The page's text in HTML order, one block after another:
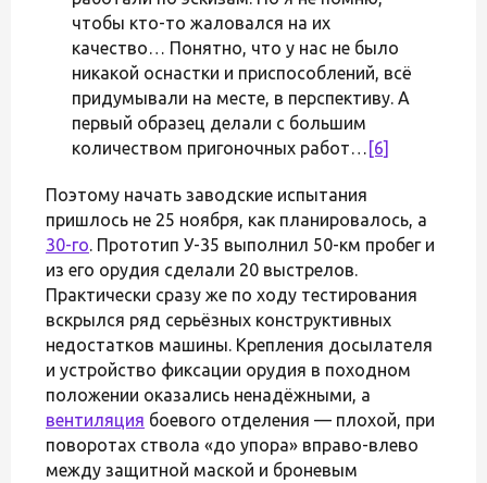
чтобы кто-то жаловался на их
качество… Понятно, что у нас не было
никакой оснастки и приспособлений, всё
придумывали на месте, в перспективу. А
первый образец делали с большим
количеством пригоночных работ… [6]
Поэтому начать заводские испытания
пришлось не 25 ноября, как планировалось, а
30-го. Прототип У-35 выполнил 50-км пробег и
из его орудия сделали 20 выстрелов.
Практически сразу же по ходу тестирования
вскрылся ряд серьёзных конструктивных
недостатков машины. Крепления досылателя
и устройство фиксации орудия в походном
положении оказались ненадёжными, а
вентиляция боевого отделения — плохой, при
поворотах ствола «до упора» вправо-влево
между защитной маской и броневым